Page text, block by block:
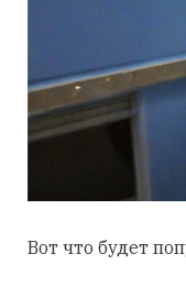
Вот что будет